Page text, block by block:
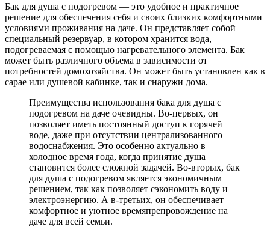
Бак для душа с подогревом — это удобное и практичное
решение для обеспечения себя и своих близких комфортными
условиями проживания на даче. Он представляет собой
специальный резервуар, в котором хранится вода,
подогреваемая с помощью нагревательного элемента. Бак
может быть различного объема в зависимости от
потребностей домохозяйства. Он может быть установлен как в
сарае или душевой кабинке, так и снаружи дома.
Преимущества использования бака для душа с
подогревом на даче очевидны. Во-первых, он
позволяет иметь постоянный доступ к горячей
воде, даже при отсутствии централизованного
водоснабжения. Это особенно актуально в
холодное время года, когда принятие душа
становится более сложной задачей. Во-вторых, бак
для душа с подогревом является экономичным
решением, так как позволяет сэкономить воду и
электроэнергию. А в-третьих, он обеспечивает
комфортное и уютное времяпрепровождение на
даче для всей семьи.